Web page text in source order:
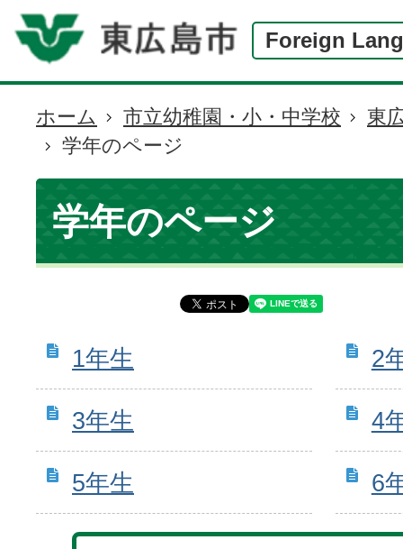
Foreign
現
在
の
位
置
ホーム 市立幼稚園・小・中学校
東
学年のページ
学年のページ
1年生 2
3年生 4
5年生 6